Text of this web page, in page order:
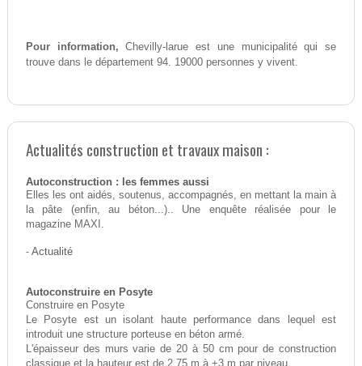
Pour information, Chevilly-larue est une municipalité qui se
trouve dans le département 94. 19000 personnes y vivent.
Actualités construction et travaux maison :
Autoconstruction : les femmes aussi
Elles les ont aidés, soutenus, accompagnés, en mettant la main à
la pâte (enfin, au béton...).. Une enquête réalisée pour le
magazine MAXI.
- Actualité
Autoconstruire en Posyte
Construire en Posyte
Le Posyte est un isolant haute performance dans lequel est
introduit une structure porteuse en béton armé.
L'épaisseur des murs varie de 20 à 50 cm pour de construction